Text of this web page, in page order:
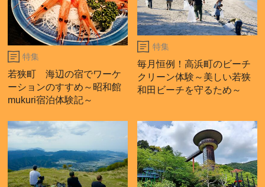
特集
若狭町 海辺の宿でワーケ
ーションのすすめ～昭和館
mukuri宿泊体験記～
特集
毎月恒例！高浜町のビーチ
クリーン体験～美しい若狭
和田ビーチを守るため～